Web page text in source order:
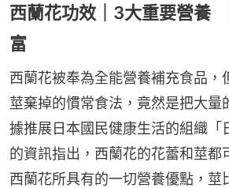
西蘭花功效｜3大重要營養
富
西蘭花被奉為全能營養補充食品，
莖棄掉的慣常食法，竟然是把大量
據推展日本國民健康生活的組織「
的資訊指出，西蘭花的花蕾和莖都
西蘭花所具有的一切營養優點，莖